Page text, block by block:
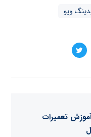
ویو
تعمیرات